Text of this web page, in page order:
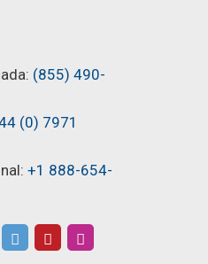
(855) 490-
(0) 7971
+1 888-654-